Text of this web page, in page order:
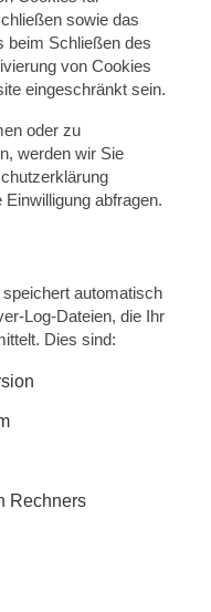
sowie das
beim Schließen des
von Cookies
eingeschränkt sein.
oder zu
werden wir Sie
abfragen.
automatisch
Log-Dateien, die Ihr
Dies sind:
Rechners